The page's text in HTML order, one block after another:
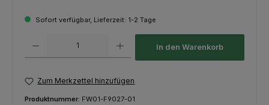
Sofort verfügbar, Lieferzeit: 1-2 Tage
In den Warenkorb
Zum Merkzettel hinzufügen
Produktnummer: FW01-F9027-01